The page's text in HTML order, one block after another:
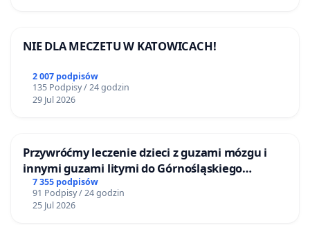
NIE DLA MECZETU W KATOWICACH!
2 007 podpisów
135 Podpisy / 24 godzin
29 Jul 2026
Przywróćmy leczenie dzieci z guzami mózgu i
innymi guzami litymi do Górnośląskiego
Centrum Zdrowia Dziecka w Katowicach
7 355 podpisów
91 Podpisy / 24 godzin
25 Jul 2026